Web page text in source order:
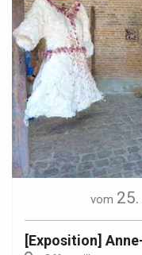
vom 25.
[Exposition]